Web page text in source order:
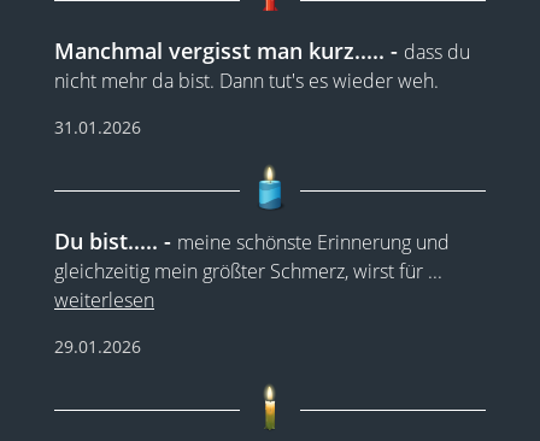
Manchmal vergisst man kurz.....
dass du
nicht mehr da bist. Dann tut's es wieder weh.
31.01.2026
Du bist.....
meine schönste Erinnerung und
gleichzeitig mein größter Schmerz, wirst für ...
weiterlesen
29.01.2026